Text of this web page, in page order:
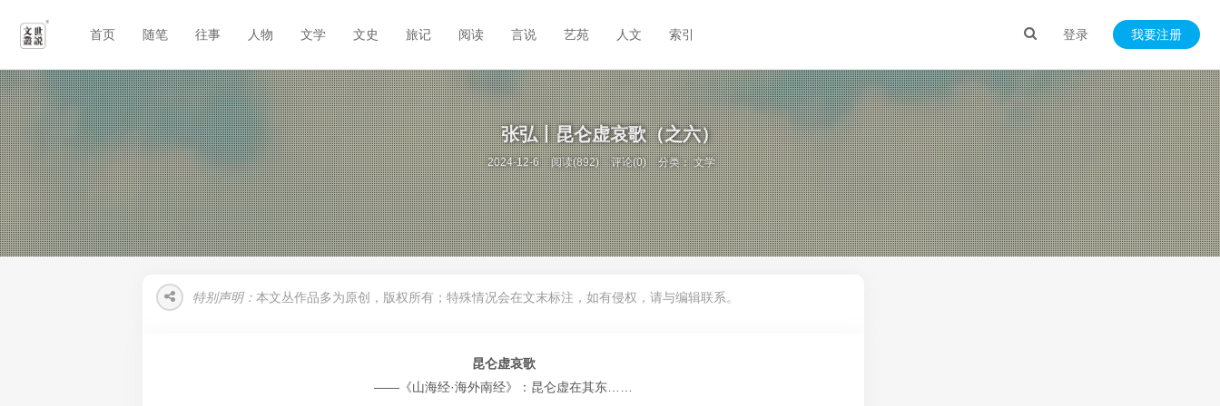
登录 我要注册
首页 随笔 往事 人物 文学 文史 旅记 阅读 言说 艺苑 人文 索引
张弘丨昆仑虚哀歌（之六）
2024-12-6 阅读(892) 评论(0) 分类：文学
特别声明： 本文丛作品多为原创，版权所有；特殊情况会在文末标注，如有侵权，请与编辑联系。
昆仑虚哀歌
——《山海经·海外南经》：昆仑虚在其东……